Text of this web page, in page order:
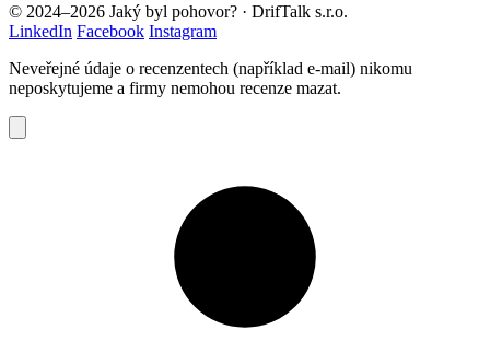
© 2024–2026 Jaký byl pohovor? · DrifTalk s.r.o.
LinkedIn Facebook Instagram
Neveřejné údaje o recenzentech (například e-mail) nikomu
neposkytujeme a firmy nemohou recenze mazat.